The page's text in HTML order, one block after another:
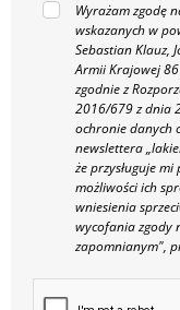
Wyrażam zgodę
wskazanych w
Sebastian Klauz,
Armii Krajowej
zgodnie z
2016/679 z dnia
ochronie danych
newslettera
że przysługuje
możliwości ich
wniesienia
wycofania zgody
zapomnianym",